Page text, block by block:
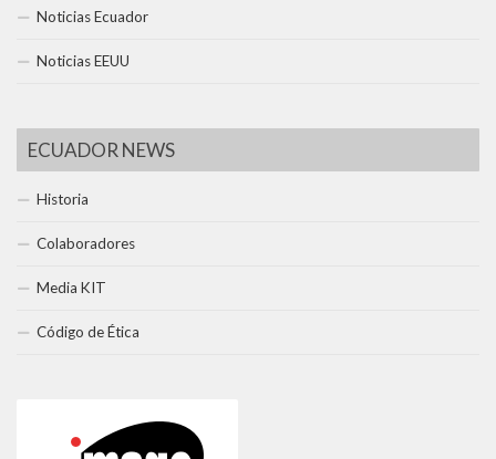
Noticias Ecuador
Noticias EEUU
ECUADOR NEWS
Historia
Colaboradores
Media KIT
Código de Ética